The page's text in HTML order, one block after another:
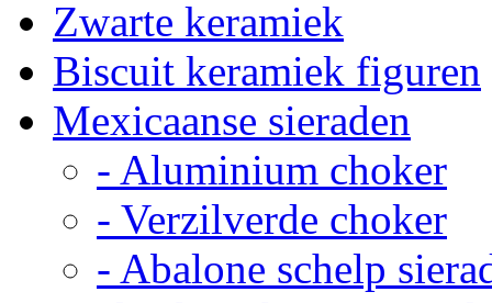
Zwarte keramiek
Biscuit keramiek figuren
Mexicaanse sieraden
- Aluminium choker
- Verzilverde choker
- Abalone schelp